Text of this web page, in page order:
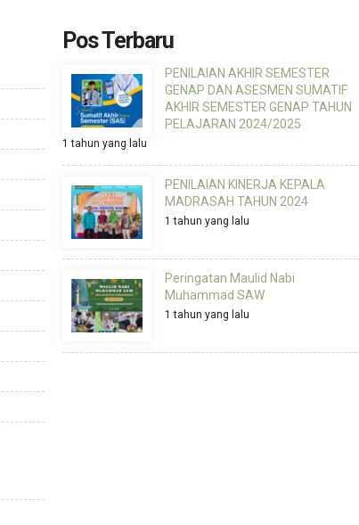
Pos Terbaru
PENILAIAN AKHIR SEMESTER
GENAP DAN ASESMEN SUMATIF
AKHIR SEMESTER GENAP TAHUN
PELAJARAN 2024/2025
1 tahun yang lalu
PENILAIAN KINERJA KEPALA
MADRASAH TAHUN 2024
1 tahun yang lalu
Peringatan Maulid Nabi
Muhammad SAW
1 tahun yang lalu